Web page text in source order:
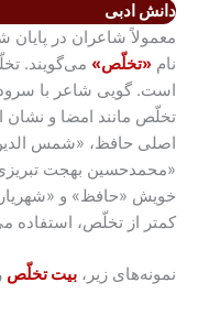
دانش ادبی
معمولاً شاعران در پایان
نام «تخلّص» می‌گویند.
است. گویی شاعر با
تخلّص مانند امضا و نشان
اصلی حافظ، «شمس
«محمدحسین بهجت
خویش «حافظ» و
کمتر از تخلّص، استفاده
نمونه‌های زیر، بیت تخلّص